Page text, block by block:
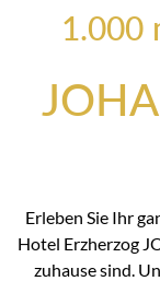
1.000
Erleben Sie Ihr
Hotel Erzherzog
zuhause sind.